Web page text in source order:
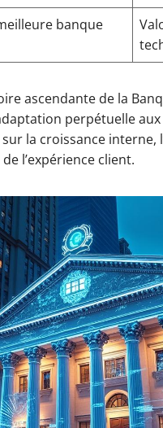
banque
ascendante de la
perpétuelle
la croissance
l’expérience client.